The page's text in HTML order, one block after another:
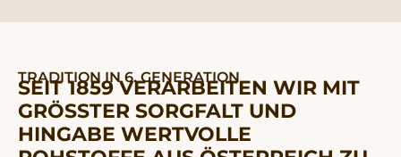
TRADITION IN 6. GENERATION
SEIT 1859 VERARBEITEN WIR MIT
GRÖSSTER SORGFALT UND H
INGABE WERTVOLLE R